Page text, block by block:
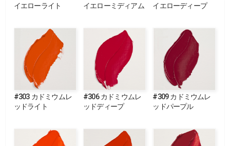
イエローライト
イエローミディアム
イエローディープ
#303 カドミウムレ
ッドライト
#306 カドミウムレ
ッドディープ
#309 カドミウムレ
ッドパープル